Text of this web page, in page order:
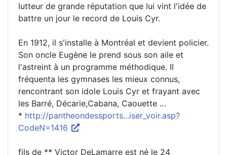
lutteur de grande réputation que lui vint l'idée de
battre un jour le record de Louis Cyr.
En 1912, il s'installe à Montréal et devient policier.
Son oncle Eugène le prend sous son aile et
l'astreint à un programme méthodique. Il
fréquenta les gymnases les mieux connus,
rencontrant son idole Louis Cyr et frayant avec
les Barré, Décarie,Cabana, Caouette …
* http://pantheondessports...iser_voir.asp?
CodeN=1416
fils de ** Victor DeLamarre est né le 24